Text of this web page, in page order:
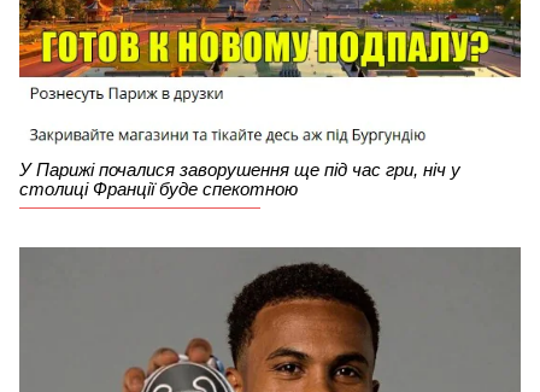
У Парижі почалися заворушення ще під час гри, ніч у
столиці Франції буде спекотною